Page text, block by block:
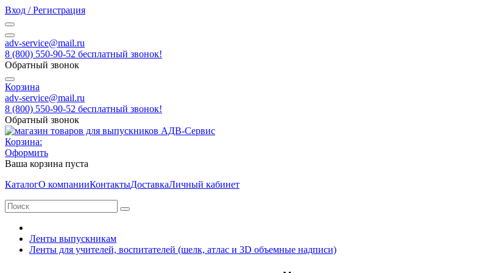
Вход / Регистрация
adv-service@mail.ru
8 (800) 550-90-52 бесплатный звонок!
Обратный звонок
Корзина
adv-service@mail.ru
8 (800) 550-90-52 бесплатный звонок!
Обратный звонок
Корзина:
Оформить
Ваша корзина пуста
КаталогО компанииКонтактыДоставкаЛичный кабинет
Ленты выпускникам
Ленты для учителей, воспитателей (шелк, атлас и 3D объемные надписи)